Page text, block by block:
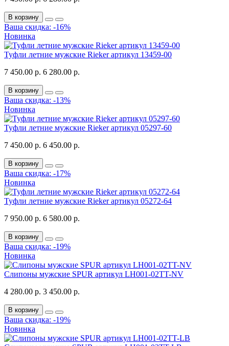
В корзину
Ваша скидка: -16%
Новинка
Туфли летние мужские Rieker артикул 13459-00
7 450.00 р. 6 280.00 р.
В корзину
Ваша скидка: -13%
Новинка
Туфли летние мужские Rieker артикул 05297-60
7 450.00 р. 6 450.00 р.
В корзину
Ваша скидка: -17%
Новинка
Туфли летние мужские Rieker артикул 05272-64
7 950.00 р. 6 580.00 р.
В корзину
Ваша скидка: -19%
Новинка
Слипоны мужские SPUR артикул LH001-02TT-NV
4 280.00 р. 3 450.00 р.
В корзину
Ваша скидка: -19%
Новинка